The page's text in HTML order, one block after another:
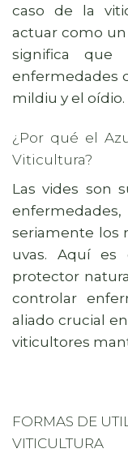
caso de la
actuar como
significa que
enfermedades
mildiu y el oídio.
¿Por qué el
Viticultura?
Las vides son
seriamente los
uvas. Aquí es
protector
controlar
aliado crucial
viticultores
FORMAS DE
VITICULTURA